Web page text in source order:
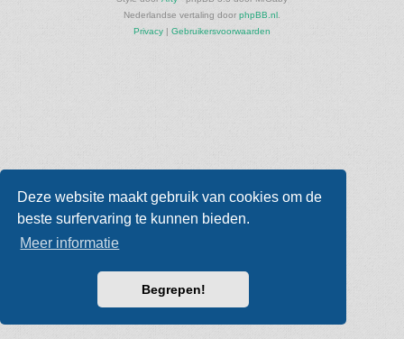
Deze website maakt gebruik van cookies om de
beste surfervaring te kunnen bieden.
Meer informatie
Begrepen!
Nederlandse vertaling door phpBB.nl
Privacy | Gebruikersvoorwaarden